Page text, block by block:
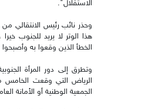
الاستقلال".
وحذر نائب رئيس الانتقالي
هذا الوتر لا يريد للجنوب
الخطأ الذين وقعوا به وأصبحوا
وتطرق إلى دور المرأة
الرياض التي وقعت الخامس
الجمعية الوطنية أو الأمانة